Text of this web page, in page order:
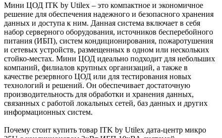
Мини ЦОД ITK by Utilex – это компактное и экономичное
решение для обеспечения надежного и безопасного хранения
данных и доступа к ним. Данная система включает в себя
набор серверного оборудования, источников бесперебойного
питания (ИБП), систем кондиционирования, пожаротушения
и сетевых устройств, размещенных в одном или нескольких
стойко-местах. Мини ЦОД идеально подходит для небольших
компаний, филиалов крупных организаций, а также в
качестве резервного ЦОД или для тестирования новых
технологий и решений. Он обеспечивает достаточную
производительность для обработки и хранения данных,
связанных с работой локальных сетей, баз данных и других
информационных систем.
Почему стоит купить товар ITK by Utilex дата-центр микро